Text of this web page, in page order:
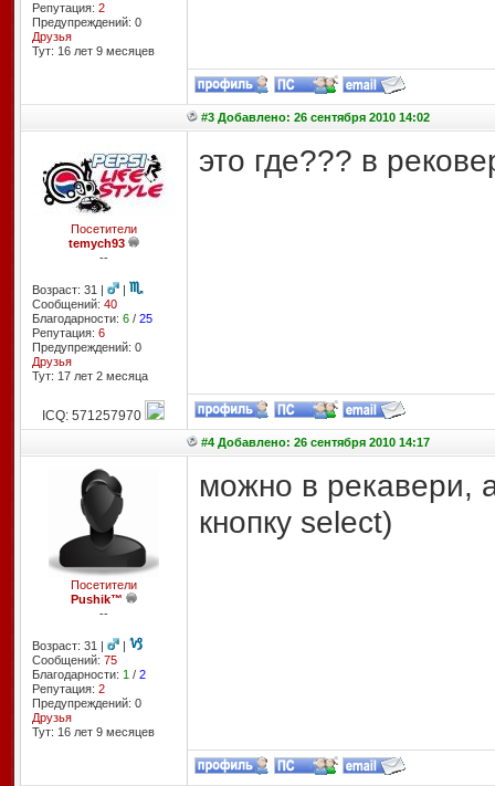
Репутация: 2
Предупреждений: 0
Друзья
Тут: 16 лет 9 месяцев
#3 Добавлено: 26 сентября 2010 14:02
Посетители
temych93
--
Возраст: 31 |
|
Сообщений: 40
Благодарности: 6/ 25
Репутация: 6
Предупреждений: 0
Друзья
Тут: 17 лет 2 месяцa
это где??? в
ICQ: 571257970
#4 Добавлено: 26 сентября 2010 14:17
Посетители
Pushik™
--
Возраст: 31 |
|
Сообщений: 75
Благодарности: 1 / 2
Репутация: 2
Предупреждений: 0
Друзья
Тут: 16 лет 9 месяцев
можно в рекавери,
кнопку select)